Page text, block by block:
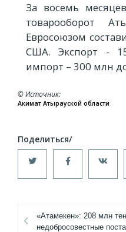
За восемь
товарооборот
Евросоюзом
США. Экспорт -
импорт – 300 млн
© Источник
Акимат Атырауской области
«Атамекен»: 208 млн
недобросовестные